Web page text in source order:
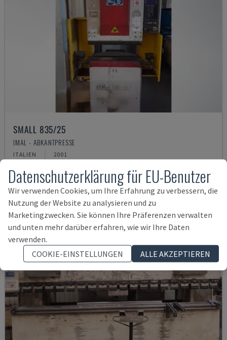
SMALL 835/25
IMAL - ABKANTPRESSE
ITALIEN 2001
14.000 €
Datenschutzerklärung für EU-Benutzer
Wir verwenden Cookies, um Ihre Erfahrung zu verbessern, die
Nutzung der Website zu analysieren und zu
Marketingzwecken. Sie können Ihre Präferenzen verwalten
und unten mehr darüber erfahren, wie wir Ihre Daten
verwenden.
COOKIE-EINSTELLUNGEN
ALLE AKZEPTIEREN